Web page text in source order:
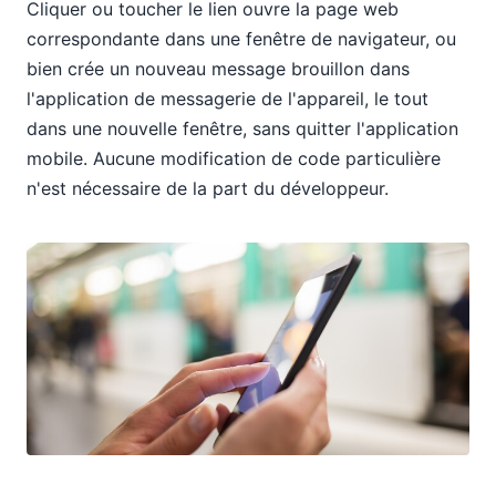
Cliquer ou toucher le lien ouvre la page web
correspondante dans une fenêtre de navigateur, ou
bien crée un nouveau message brouillon dans
l'application de messagerie de l'appareil, le tout
dans une nouvelle fenêtre, sans quitter l'application
mobile. Aucune modification de code particulière
n'est nécessaire de la part du développeur.